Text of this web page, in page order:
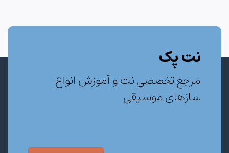
نت پک
مرجع تخصصی نت و آموزش انواع
سازهای موسیقی